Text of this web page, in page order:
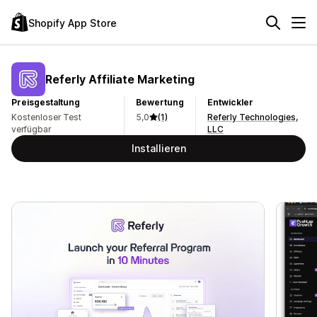
Shopify App Store
Referly Affiliate Marketing
Preisgestaltung
Kostenloser Test
verfügbar
Bewertung
5,0
(1)
Entwickler
Referly Technologies,
LLC
Installieren